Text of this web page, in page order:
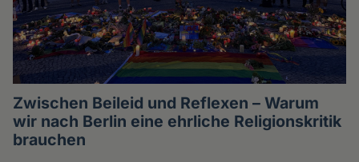
Zwischen Beileid und Reflexen – Warum
wir nach Berlin eine ehrliche Religionskritik
brauchen